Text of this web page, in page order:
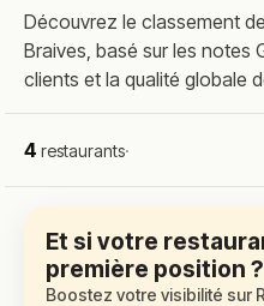
Découvrez le classement
Braives, basé sur les notes
clients et la qualité globale
4 restaurants·
Et si votre
première position ?
Boostez votre visibilité sur